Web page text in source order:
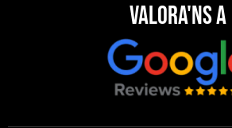
Valora'ns a